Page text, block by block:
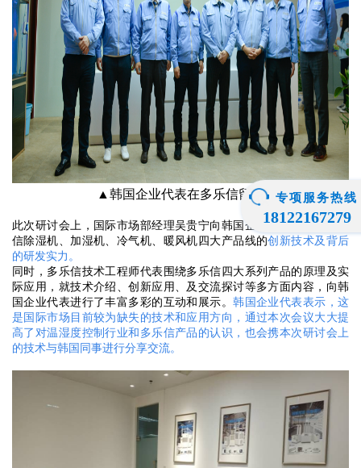
▲韩国企业代表在多乐信留影
此次研讨会上，国际市场部经理吴贵宁向韩国企业代表介绍了多乐
信除湿机、加湿机、冷气机、暖风机四大产品线的创新技术及背后
的研发实力。
同时，多乐信技术工程师代表围绕多乐信四大系列产品的原理及实
际应用，就技术介绍、创新应用、及交流探讨等多方面内容，向韩
国企业代表进行了丰富多彩的互动和展示。韩国企业代表表示，这
是国际市场目前较为缺失的技术和应用方向，通过本次会议大大提
高了对温湿度控制行业和多乐信产品的认识，也会携本次研讨会上
的技术与韩国同事进行分享交流。
专项服务热线
18122167279